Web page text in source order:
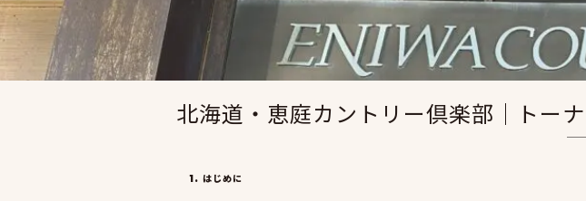
北海道・恵庭カントリー倶楽部｜トー
1. はじめに